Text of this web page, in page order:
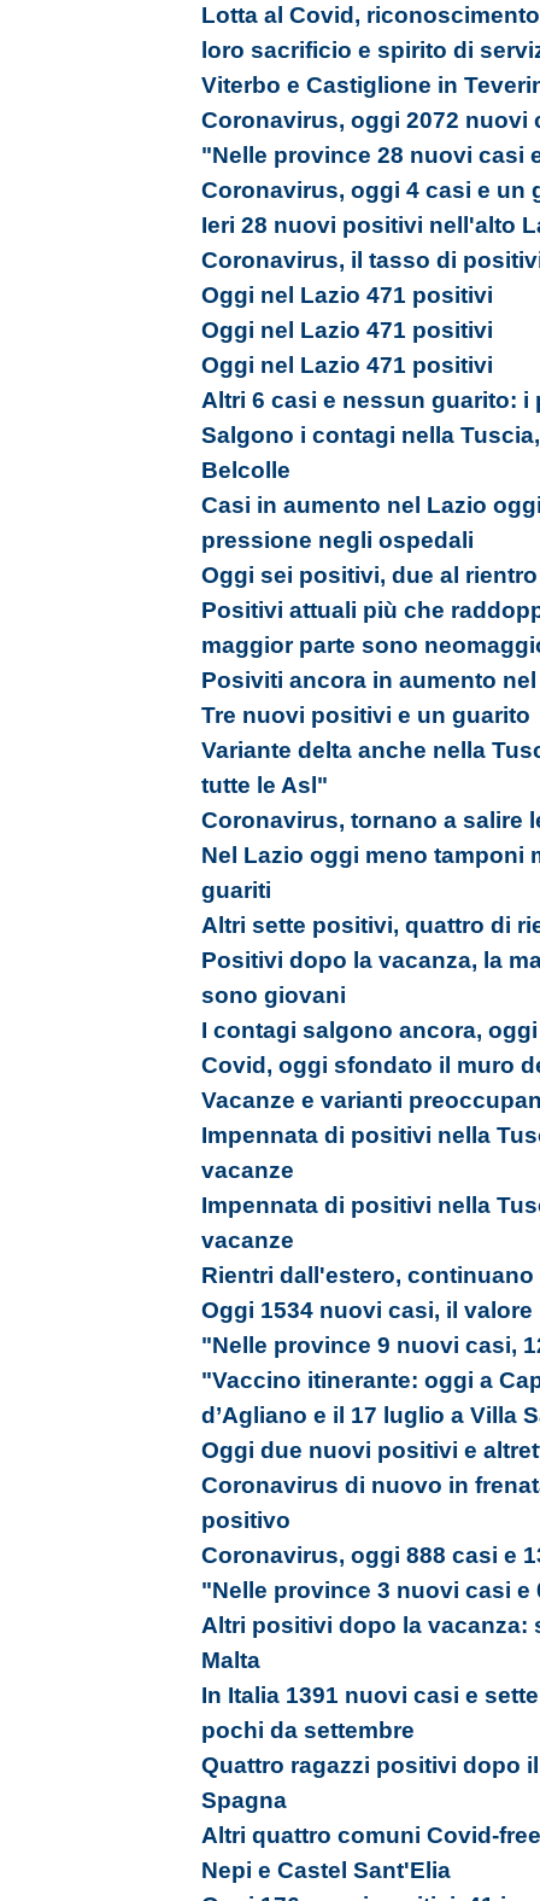
Lotta al Covid,
loro sacrificio e spirito di
Viterbo e Castiglione in
Coronavirus, oggi 2072 nuovi
"Nelle province 28 nuovi casi
Coronavirus, oggi 4 casi e un
Ieri 28 nuovi positivi nell'alto
Coronavirus, il tasso di
Oggi nel Lazio 471 positivi
Oggi nel Lazio 471 positivi
Oggi nel Lazio 471 positivi
Altri 6 casi e nessun guarito:
Salgono i contagi nella
Belcolle
Casi in aumento nel Lazio
pressione negli ospedali
Oggi sei positivi, due al
Positivi attuali più che
maggior parte sono
Posiviti ancora in aumento
Tre nuovi positivi e un guarito
Variante delta anche nella
tutte le Asl"
Coronavirus, tornano a salire
Nel Lazio oggi meno tamponi
guariti
Altri sette positivi, quattro di
Positivi dopo la vacanza, la
sono giovani
I contagi salgono ancora,
Covid, oggi sfondato il muro
Vacanze e varianti
Impennata di positivi nella
vacanze
Impennata di positivi nella
vacanze
Rientri dall'estero,
Oggi 1534 nuovi casi, il
"Nelle province 9 nuovi casi,
"Vaccino itinerante: oggi a
d’Agliano e il 17 luglio a Villa
Oggi due nuovi positivi e
Coronavirus di nuovo in
positivo
Coronavirus, oggi 888 casi e
"Nelle province 3 nuovi casi
Altri positivi dopo la vacanza:
Malta
In Italia 1391 nuovi casi e
pochi da settembre
Quattro ragazzi positivi dopo
Spagna
Altri quattro comuni Covid-
Nepi e Castel Sant'Elia